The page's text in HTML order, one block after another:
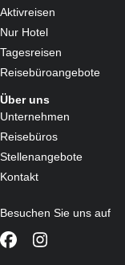
Aktivreisen
Nur Hotel
Tagesreisen
Reisebüroangebote
Über uns
Unternehmen
Reisebüros
Stellenangebote
Kontakt
Besuchen Sie uns auf